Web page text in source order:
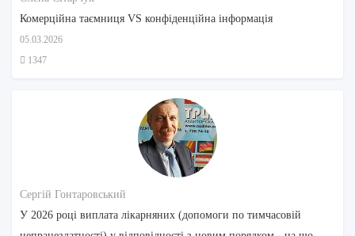
Комерційна таємниця VS конфіденційна інформація
05.03.2026
1347
Сергій Гонтаровський
У 2026 році виплата лікарняних (допомоги по тимчасовій